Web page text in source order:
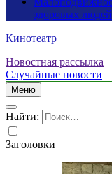
здоровых
Кинотеатр
Новостная рассылка
Случайные новости
Меню
Найти:
Заголовки